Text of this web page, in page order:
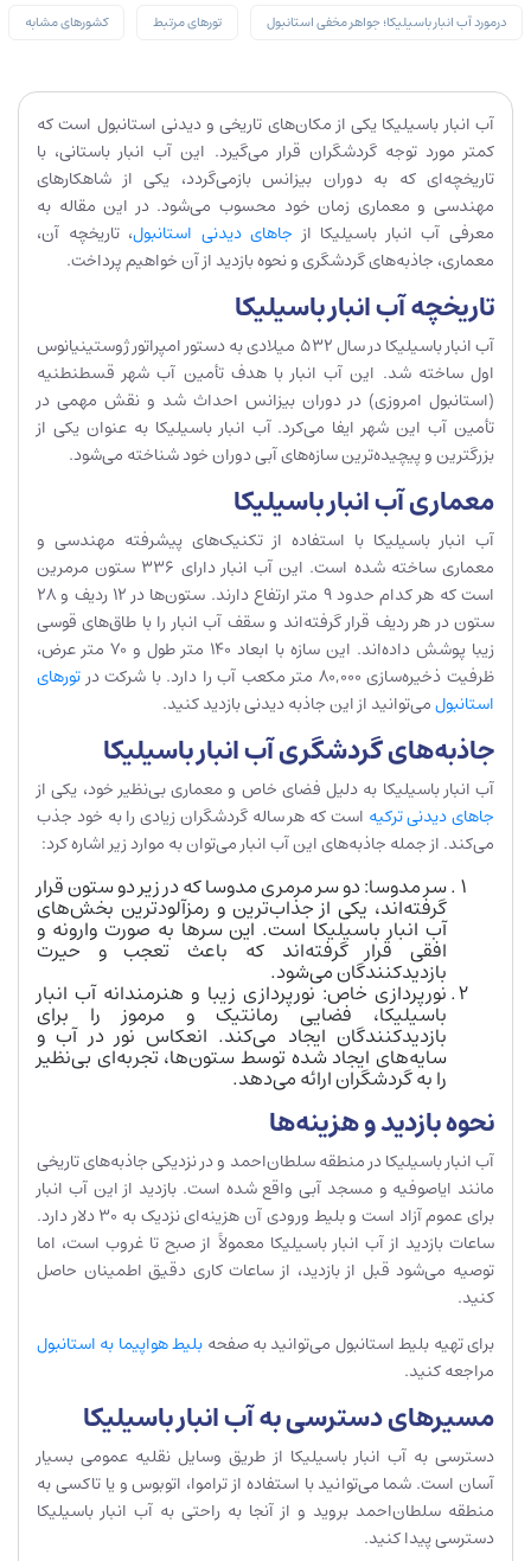
درمورد آب انبار باسیلیکا؛ جواهر مخفی استانبول تورهای مرتبط کشورهای مشابه
آب انبار باسیلیکا یکی از مکان‌های تاریخی و دیدنی استانبول است که
کمتر مورد توجه گردشگران قرار می‌گیرد. این آب انبار باستانی، با
تاریخچه‌ای که به دوران بیزانس بازمی‌گردد، یکی از شاهکارهای
مهندسی و معماری زمان خود محسوب می‌شود. در این مقاله به
معرفی آب انبار باسیلیکا از جاهای دیدنی استانبول، تاریخچه آن،
معماری، جاذبه‌های گردشگری و نحوه بازدید از آن خواهیم پرداخت.
تاریخچه آب انبار باسیلیکا
آب انبار باسیلیکا در سال 532 میلادی به دستور امپراتور ژوستینیانوس
اول ساخته شد. این آب انبار با هدف تأمین آب شهر قسطنطنیه
(استانبول امروزی) در دوران بیزانس احداث شد و نقش مهمی در
تأمین آب این شهر ایفا می‌کرد. آب انبار باسیلیکا به عنوان یکی از
بزرگترین و پیچیده‌ترین سازه‌های آبی دوران خود شناخته می‌شود.
معماری آب انبار باسیلیکا
آب انبار باسیلیکا با استفاده از تکنیک‌های پیشرفته مهندسی و
معماری ساخته شده است. این آب انبار دارای 336 ستون مرمرین
است که هر کدام حدود 9 متر ارتفاع دارند. ستون‌ها در 12 ردیف و 28
ستون در هر ردیف قرار گرفته‌اند و سقف آب انبار را با طاق‌های قوسی
زیبا پوشش داده‌اند. این سازه با ابعاد 140 متر طول و 70 متر عرض،
ظرفیت ذخیره‌سازی 80,000 متر مکعب آب را دارد. با شرکت در
تورهای
استانبولمی‌توانید از این جاذبه دیدنی بازدید کنید.
جاذبه‌های گردشگری آب انبار باسیلیکا
آب انبار باسیلیکا به دلیل فضای خاص و معماری بی‌نظیر خود، یکی از
جاهای دیدنی ترکیه است که هر ساله گردشگران زیادی را به خود جذب
می‌کند. از جمله جاذبه‌های این آب انبار می‌توان به موارد زیر اشاره کرد:
سر مدوسا: دو سر مرمری مدوسا که در زیر دو ستون قرار
گرفته‌اند، یکی از جذاب‌ترین و رمزآلودترین بخش‌های
آب انبار باسیلیکا است. این سرها به صورت وارونه و
افقی قرار گرفته‌اند که باعث تعجب و حیرت
بازدیدکنندگان می‌شود.
نورپردازی خاص: نورپردازی زیبا و هنرمندانه آب انبار
باسیلیکا، فضایی رمانتیک و مرموز را برای
بازدیدکنندگان ایجاد می‌کند. انعکاس نور در آب و
سایه‌های ایجاد شده توسط ستون‌ها، تجربه‌ای بی‌نظیر
را به گردشگران ارائه می‌دهد.
نحوه بازدید و هزینه‌ها
آب انبار باسیلیکا در منطقه سلطان‌احمد و در نزدیکی جاذبه‌های تاریخی
مانند ایاصوفیه و مسجد آبی واقع شده است. بازدید از این آب انبار
برای عموم آزاد است و بلیط ورودی آن هزینه‌ای نزدیک به 30 دلار دارد.
ساعات بازدید از آب انبار باسیلیکا معمولاً از صبح تا غروب است، اما
توصیه می‌شود قبل از بازدید، از ساعات کاری دقیق اطمینان حاصل
کنید.
برای تهیه بلیط استانبول می‌توانید به صفحه بلیط هواپیما به استانبول
مراجعه کنید.
مسیرهای دسترسی به آب انبار باسیلیکا
دسترسی به آب انبار باسیلیکا از طریق وسایل نقلیه عمومی بسیار
آسان است. شما می‌توانید با استفاده از تراموا، اتوبوس و یا تاکسی به
منطقه سلطان‌احمد بروید و از آنجا به راحتی به آب انبار باسیلیکا
دسترسی پیدا کنید.